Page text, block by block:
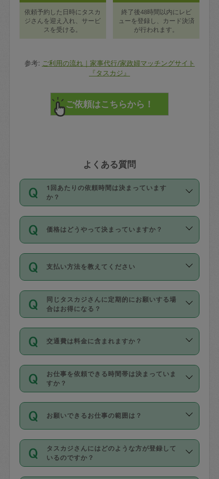
依頼予約した日時にタスカ
ジさんを迎え入れ、サービ
スを受ける。
終了後48時間以内にレビ
ューを登録し、カード決済
が行われます。
参考: ご利用の流れ｜家事代行/家政婦マッチングサイト
『タスカジ』
よくある質問
1回あたりの依頼時間は決まっています
か？
依頼1回につき3時間固定です。3時間を
超えて依頼したい場合は、延長機能をご
利用ください。機能をご利用いただくに
の上事前申請することが必要です。な
お、3時間を下回っても、値引き等はござ
いません。
価格はどうやって決まっていますか？
11種類の価格帯の中からタスカジさん自
身が価格を選んで設定しています。
タスカジさんの価格設定には最初は制限
があり、レビュー件数、レビューの平均
値、などで除々に設定可能な最高額が上
がっていく仕組みになっています。
支払い方法を教えてください
お支払方法はクレジットカード（Visa／
Master／JCB／AMERICAN EXPRESS／
Diners Club）のみとなります。
を行う際にご入力ください。プロフィー
ル登録時にはご入力いただかなくても大
丈夫です。
デビットカード・プリペイドカード（Vプ
リカ、au WALLETなど）は支払にはご利
銀行振込や現金払いも対応していませ
なお、タスカジさんの交通費も、依頼料
金のご請求と合わせてお支払いとなりま
同じタスカジさんに定期的にお願いする場
合はお得になる？
依頼には「スポット」と「定期（毎週｜
隔週）」があり、「定期」の依頼は「ス
ポット」よりお得な料金でご利用できま
す。
定期の最低利用回数は設けていない代わ
りに、一定数を超えたキャンセルは有償
（例：毎週定期の場合は３回以上のキャ
ンセルが有償（1200円、隔週定期の場合
は２回以上のキャンセルが有償（1200
交通費は料金に含まれますか？
交通費は依頼料金とは別途発生し、依頼
料金のご請求と合わせてお支払いとなり
ます。交通費の金額は「依頼の詳細」に
お仕事を依頼できる時間帯は決まっていま
すか？
時間帯は3種類あります。いずれも１回あ
たり３時間です。
・ＡＭ ９時～１２時
・ＰＭ １３時～１６時
・夜 １８時～２１時
お願いできるお仕事の範囲は？
掃除、整理収納、洗濯、買い物、料理、
作り置きです。タスカジさんによってで
きる仕事の範囲が異なりますので、依頼
タスカジさんにはどのような方が登録して
いるのですか？